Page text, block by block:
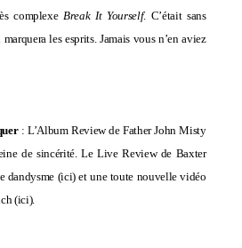
complexeBreak It Yourself. C’était sans
les esprits. Jamais vous n’en aviez
: L’Album Review de Father John Misty
de sincérité. Le Live Review de Baxter
dandysme (ici) et une toute nouvelle vidéo
(ici).